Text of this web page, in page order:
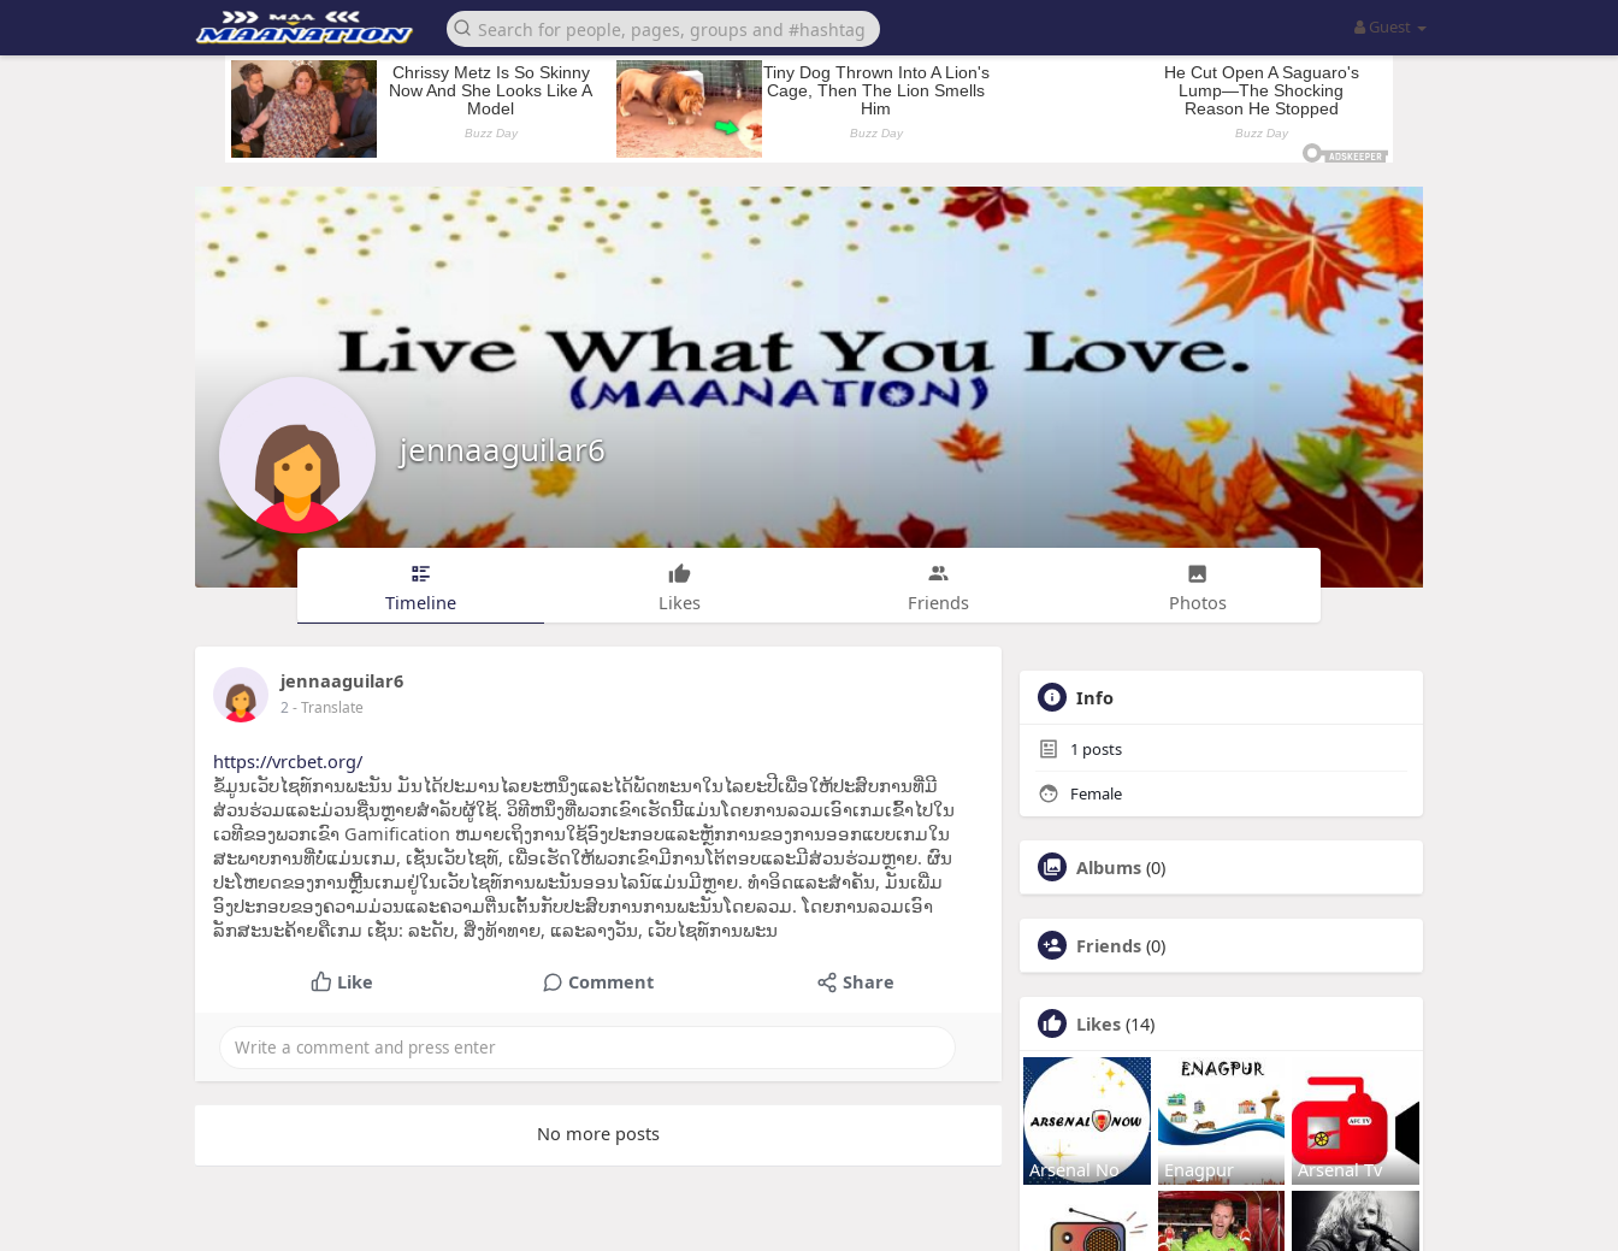
Guest
jennaaguilar6
Timeline Likes Friends Photos
jennaaguilar6
2- Translate
https://vrcbet.org/
ຂໍ້ມູນເວັບໄຊທ໌ການພະນັນ ມັນໄດ້ປະມານໄລຍະຫນຶ່ງແລະໄດ້ພັດທະນາໃນໄລຍະປີເພື່ອໃຫ້ປະສົບການທີ່ມີ
ສ່ວນຮ່ວມແລະມ່ວນຊື່ນຫຼາຍສໍາລັບຜູ້ໃຊ້. ວິທີຫນຶ່ງທີ່ພວກເຂົາເຮັດນີ້ແມ່ນໂດຍການລວມເອົາເກມເຂົ້າໄປໃນ
ເວທີຂອງພວກເຂົາ Gamification ຫມາຍເຖິງການໃຊ້ອົງປະກອບແລະຫຼັກການຂອງການອອກແບບເກມໃນ
ສະພາບການທີ່ບໍ່ແມ່ນເກມ, ເຊັ່ນເວັບໄຊທ໌, ເພື່ອເຮັດໃຫ້ພວກເຂົາມີການໂຕ້ຕອບແລະມີສ່ວນຮ່ວມຫຼາຍ. ຜົນ
ປະໂຫຍດຂອງການຫຼີ້ນເກມຢູ່ໃນເວັບໄຊທ໌ການພະນັນອອນໄລນ໌ແມ່ນມີຫຼາຍ. ທໍາອິດແລະສໍາຄັນ, ມັນເພີ່ມ
ອົງປະກອບຂອງຄວາມມ່ວນແລະຄວາມຕື່ນເຕັ້ນກັບປະສົບການການພະນັນໂດຍລວມ. ໂດຍການລວມເອົາ
ລັກສະນະຄ້າຍຄືເກມ ເຊັ່ນ: ລະດັບ, ສິ່ງທ້າທາຍ, ແລະລາງວັນ, ເວັບໄຊທ໌ການພະນ
Like Comment Share
No more posts
Info
1 posts
Female
Albums (0)
Friends (0)
Likes (14)
Arsenal No Enagpur Arsenal Tv